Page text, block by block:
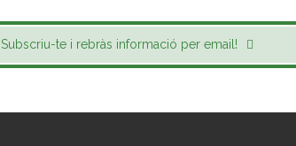
Subscriu-te i rebràs informació per email!